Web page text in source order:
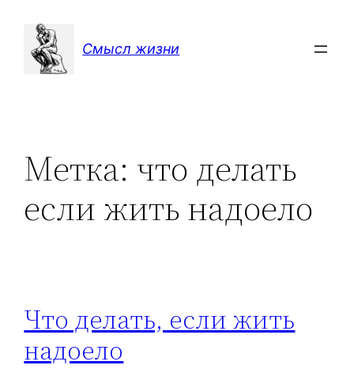
содержимому
Смысл жизни
Метка: что делать
если жить надоело
Что делать, если жить
надоело